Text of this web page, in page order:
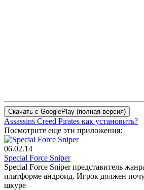
Assassins Creed Pirates как установить?
Посмотрите еще эти приложения:
06.02.14
Special Force Sniper
Special Force Sniper представитель
платформе андроид. Игрок должен
шкуре